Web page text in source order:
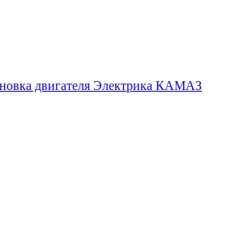
двигателя Электрика КАМАЗ